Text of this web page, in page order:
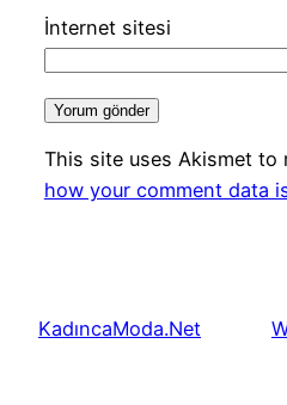
İnternet sitesi
This site uses Akismet to
how your comment data
KadıncaModa.Net